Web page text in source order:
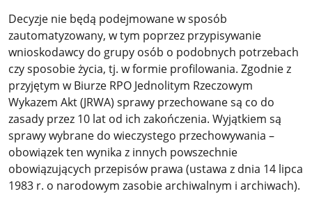
Decyzje nie będą podejmowane w sposób
zautomatyzowany, w tym poprzez przypisywanie
wnioskodawcy do grupy osób o podobnych potrzebach
czy sposobie życia, tj. w formie profilowania. Zgodnie z
przyjętym w Biurze RPO Jednolitym Rzeczowym
Wykazem Akt (JRWA) sprawy przechowane są co do
zasady przez 10 lat od ich zakończenia. Wyjątkiem są
sprawy wybrane do wieczystego przechowywania –
obowiązek ten wynika z innych powszechnie
obowiązujących przepisów prawa (ustawa z dnia 14 lipca
1983 r. o narodowym zasobie archiwalnym i archiwach).